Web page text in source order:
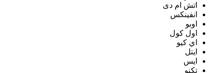
اتش ام دى
انفينكس
اوبو
اول كول
اي كيو
ايتل
ايس
تكنو